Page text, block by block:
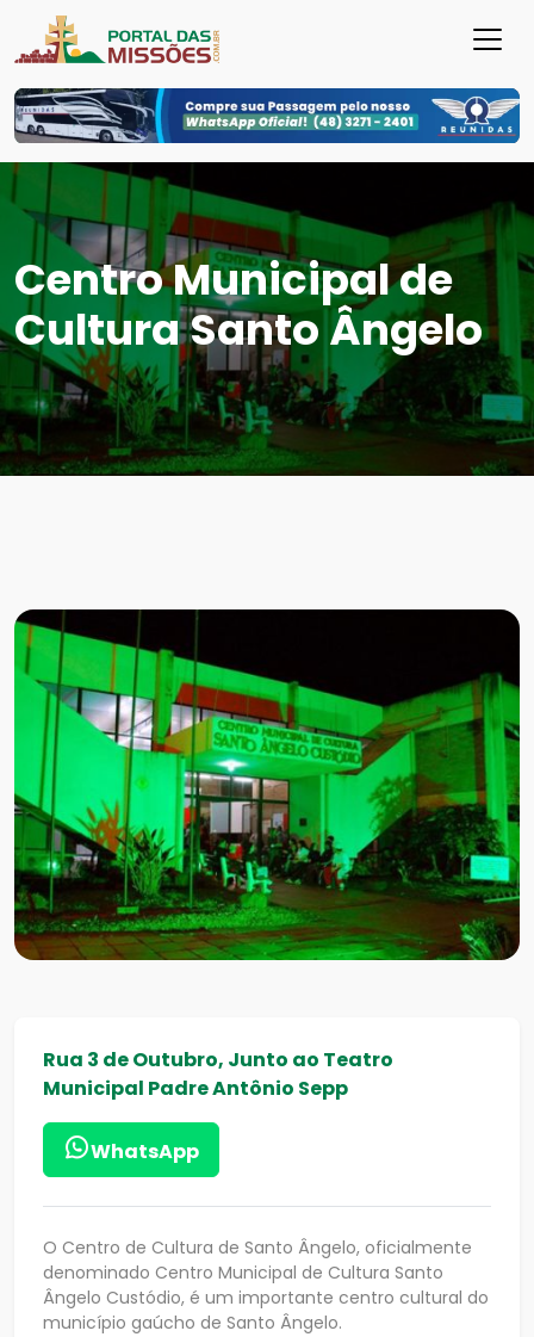
Centro Municipal de
Cultura Santo Ângelo
Rua 3 de Outubro, Junto ao Teatro
Municipal Padre Antônio Sepp
WhatsApp
O Centro de Cultura de Santo Ângelo, oficialmente
denominado Centro Municipal de Cultura Santo
Ângelo Custódio, é um importante centro cultural do
município gaúcho de Santo Ângelo.